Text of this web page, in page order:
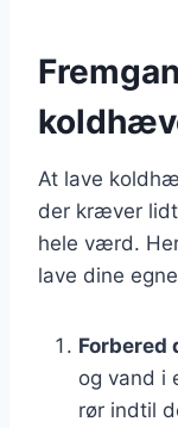
At lave
der kræver
hele værd.
lave dine
Forbered
og vand i
rør indtil